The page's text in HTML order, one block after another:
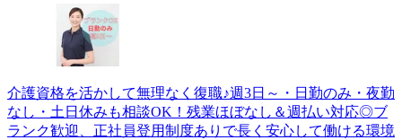
介護資格を活かして無理なく復職♪週3日～・日勤のみ・夜勤
なし・土日休みも相談OK！残業ほぼなし＆週払い対応◎ブ
ランク歓迎、正社員登用制度ありで長く安心して働ける環境